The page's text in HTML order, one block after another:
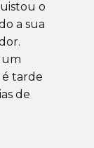
o
a sua
um
tarde
de